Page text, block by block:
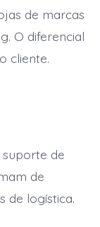
de marcas
O diferencial
cliente.
de
de
de logística.